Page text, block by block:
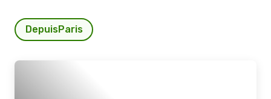
DepuisParis